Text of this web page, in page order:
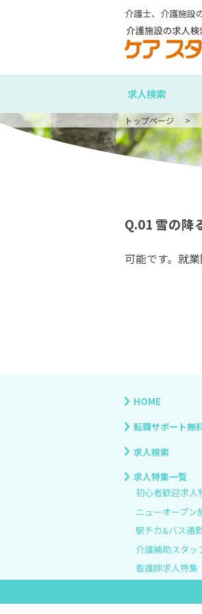
介護士、介護施設
求人検索
トップページ
Q.01 雪の降
可能です。就
HOME
転職サポート無
求人検索
求人特集一覧
初心者歓迎求人
ニューオープン
駅チカ&バス通
介護補助スタッ
看護師求人特集